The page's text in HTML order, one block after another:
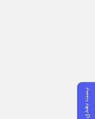
پست بعدی